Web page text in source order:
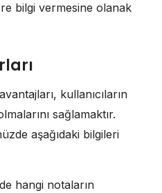
bilgi vermesine olanak
kullanıcıların
sağlamaktır.
aşağıdaki bilgileri
hangi notaların